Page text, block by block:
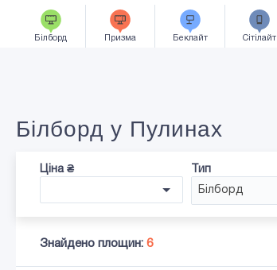
Білборд Призма Беклайт Сiтiлайт
Білборд у Пулинах
Ціна ₴
Тип
Білборд
Знайдено площин: 6